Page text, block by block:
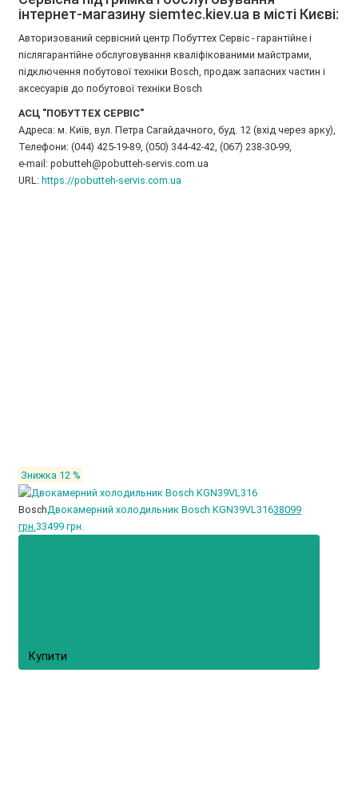
інтернет-магазину siemtec.kiev.ua в місті Києві:
Авторизований сервісний центр Побуттех Сервіс - гарантійне і
післягарантійне обслуговування кваліфікованими майстрами,
підключення побутової техніки Bosch, продаж запасних частин і
аксесуарів до побутової техніки Bosch
АСЦ "ПОБУТТЕХ СЕРВІС"
Адреса: м. Київ, вул. Петра Сагайдачного, буд. 12 (вхід через арку),
Телефони: (044) 425-19-89, (050) 344-42-42, (067) 238-30-99,
e-mail: pobutteh@pobutteh-servis.com.ua
URL: https://pobutteh-servis.com.ua
Знижка 12 %
BoschДвокамерний холодильник Bosch KGN39VL31638099
грн. 33499 грн.
Купити